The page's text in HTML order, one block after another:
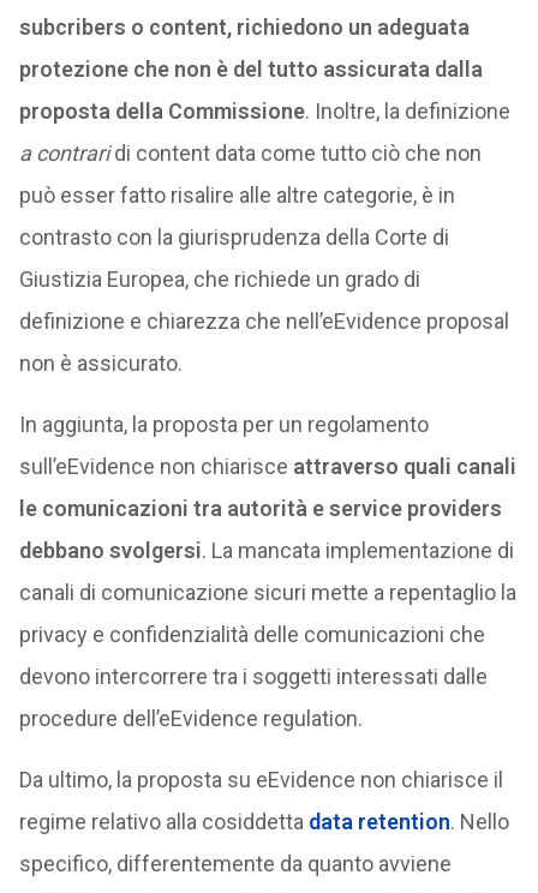
subcribers o content, richiedono un adeguata
protezione che non è del tutto assicurata dalla
proposta della Commissione. Inoltre, la definizione
a contraridi content data come tutto ciò che non
può esser fatto risalire alle altre categorie, è in
contrasto con la giurisprudenza della Corte di
Giustizia Europea, che richiede un grado di
definizione e chiarezza che nell’eEvidence proposal
non è assicurato.
In aggiunta, la proposta per un regolamento
sull’eEvidence non chiarisce attraverso quali canali
le comunicazioni tra autorità e service providers
debbano svolgersi. La mancata implementazione di
canali di comunicazione sicuri mette a repentaglio la
privacy e confidenzialità delle comunicazioni che
devono intercorrere tra i soggetti interessati dalle
procedure dell’eEvidence regulation.
Da ultimo, la proposta su eEvidence non chiarisce il
regime relativo alla cosiddetta data retention. Nello
specifico, differentemente da quanto avviene